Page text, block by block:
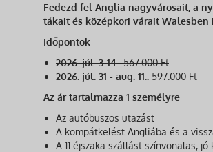
Fedezd fel Anglia nagyvárosait, a
tákait és középkori várait Walesben
Időpontok
2026. júl. 3-14.:567.000 Ft
2026. júl. 31 - aug. 11.:597.000 Ft
Az ár tartalmazza 1 személyre
Az autóbuszos utazást
A kompátkelést Angliába és a
A 11 éjszaka szállást színvonalas,